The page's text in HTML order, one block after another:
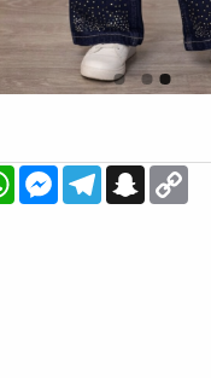
TelegramSnapchat Copy
Link